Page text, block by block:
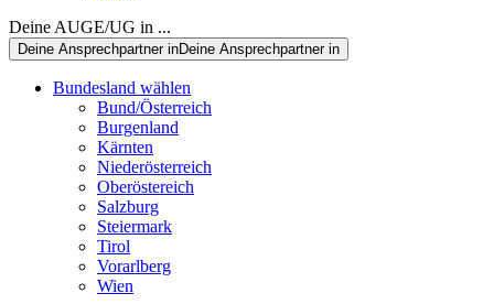
Deine AUGE/UG in ...
Deine Ansprechpartner inDeine Ansprechpartner in
Bundesland wählen
Bund/Österreich
Burgenland
Kärnten
Niederösterreich
Oberöstereich
Salzburg
Steiermark
Tirol
Vorarlberg
Wien